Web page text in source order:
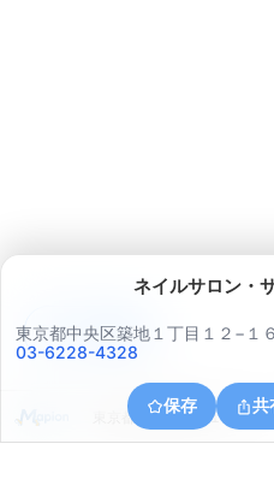
ネイルサロン・
東京都中央区築地１丁目１２−１６
03-6228-4328
保存 共
東京都中央区晴海１丁目３
アプリで見る